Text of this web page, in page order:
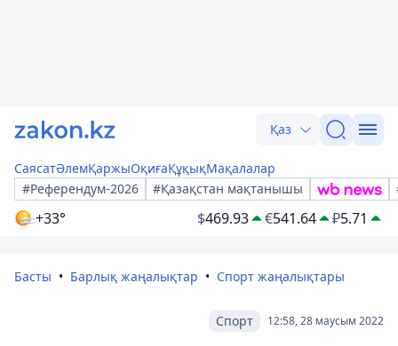
Қаз
СаясатӘлемҚаржыОқиғаҚұқықМақалалар
#Референдум-2026
#Қазақстан мақтанышы
+33° $469.93 €541.64 ₽5.71
Басты Барлық жаңалықтар Спорт жаңалықтары
12:58, 28 маусым 2022
Спорт